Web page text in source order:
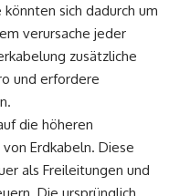
sich dadurch um
verursache jeder
zusätzliche
und erfordere
die höheren
Erdkabeln. Diese
als Freileitungen und
Die ursprünglich